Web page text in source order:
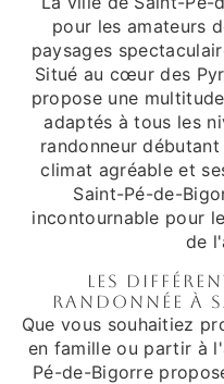
pour les amateurs
paysages
Situé au cœur des
propose une
adaptés à tous les
randonneur
climat agréable et
Saint-Pé-de-
incontournable pour
de
Les
randonnée à
Que vous souhaitiez
en famille ou partir à
Pé-de-Bigorre